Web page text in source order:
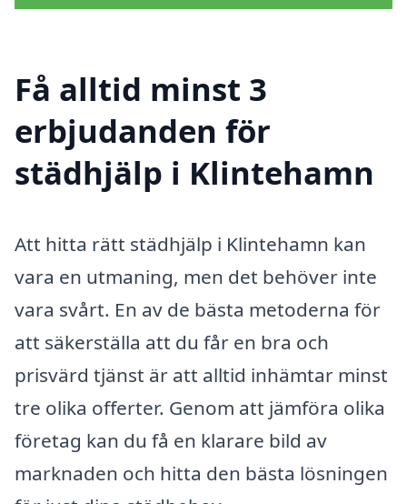
Få alltid minst 3
erbjudanden för
städhjälp i Klintehamn
Att hitta rätt städhjälp i Klintehamn kan
vara en utmaning, men det behöver inte
vara svårt. En av de bästa metoderna för
att säkerställa att du får en bra och
prisvärd tjänst är att alltid inhämtar minst
tre olika offerter. Genom att jämföra olika
företag kan du få en klarare bild av
marknaden och hitta den bästa lösningen